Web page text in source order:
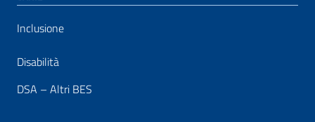
Inclusione
Disabilità
DSA – Altri BES